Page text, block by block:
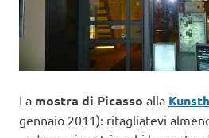
La mostra di Picasso alla
gennaio 2011): ritagliatevi